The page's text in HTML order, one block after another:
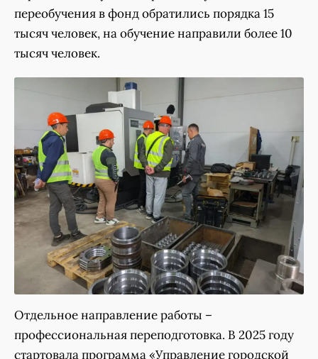
переобучения в фонд обратились порядка 15
тысяч человек, на обучение направили более 10
тысяч человек.
Отдельное направление работы –
профессиональная переподготовка. В 2025 году
стартовала программа «Управление городской